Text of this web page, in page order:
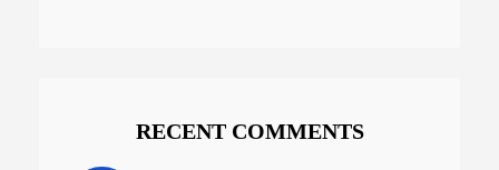
RECENT COMMENTS